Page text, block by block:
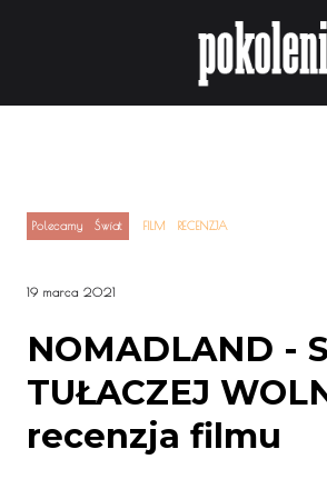
Polecamy Świat FILM RECENZJA
19 marca 2021
NOMADLAND -
TUŁACZEJ
recenzja filmu